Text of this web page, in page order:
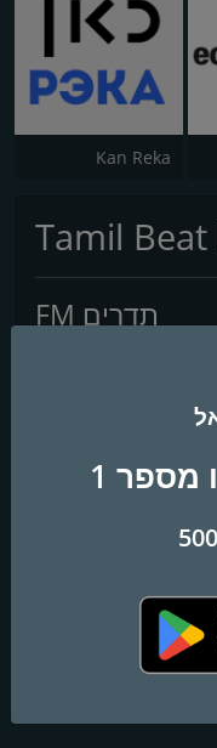
Kan Reka
Tamil Beat
תדרים FM
מספר 1